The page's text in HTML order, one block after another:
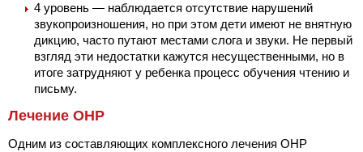
4 уровень — наблюдается отсутствие нарушений
звукопроизношения, но при этом дети имеют не внятную
дикцию, часто путают местами слога и звуки. Не первый
взгляд эти недостатки кажутся несущественными, но в
итоге затрудняют у ребенка процесс обучения чтению и
письму.
Лечение ОНР
Одним из составляющих комплексного лечения ОНР